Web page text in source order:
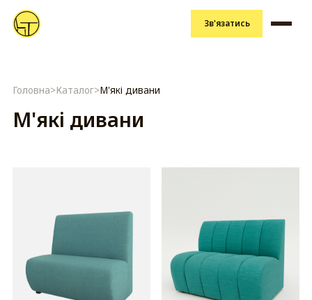
Зв'язатись
Головна>Каталог>М'які дивани
М'які дивани